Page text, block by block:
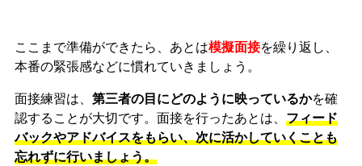
ここまで準備ができたら、あとは模擬面接を繰り返し、
本番の緊張感などに慣れていきましょう。
面接練習は、 第三者の目にどのように映っているかを確
認することが大切です。面接を行ったあとは、 フィード
バックやアドバイスをもらい、次に活かしていくことも
忘れずに行いましょう。